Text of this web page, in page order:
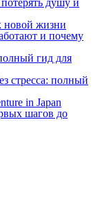
душу и
новой жизни
и почему
гид для
стресса: полный
in Japan
шагов до